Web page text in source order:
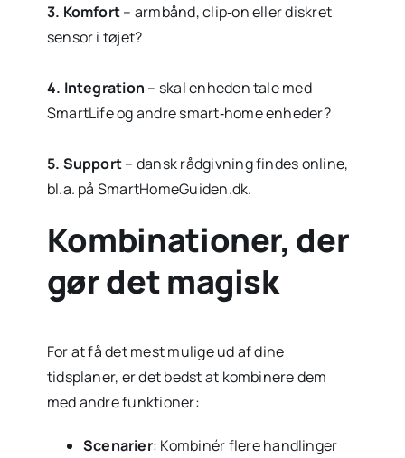
3. Komfort– armbånd, clip‑on eller diskret
sensor i tøjet?
4. Integration – skal enheden tale med
SmartLife og andre smart‑home enheder?
5. Support– dansk rådgivning findes online,
bl.a. på SmartHomeGuiden.dk.
Kombinationer, der
gør det magisk
For at få det mest mulige ud af dine
tidsplaner, er det bedst at kombinere dem
med andre funktioner:
Scenarier: Kombinér flere handlinger